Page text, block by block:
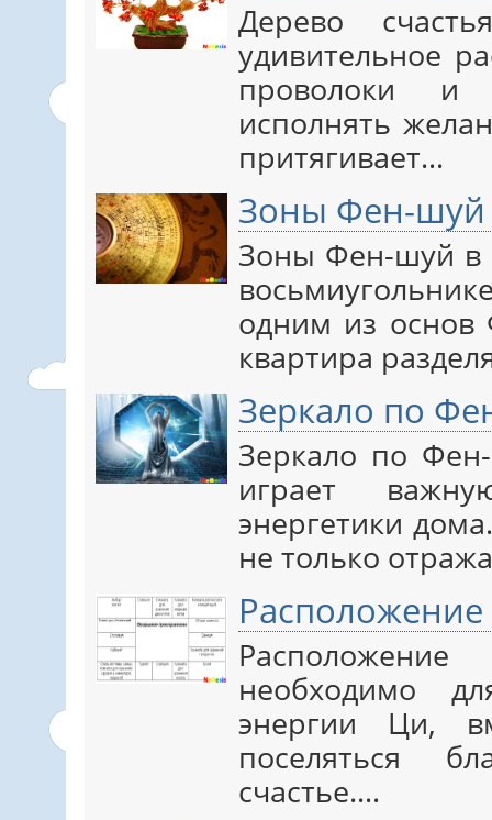
Дерево
удивительное
проволоки и
исполнять
притягивает…
Зоны Фен-шуй
Зоны Фен-шуй в
одним из основ
квартира
Зеркало по
Зеркало по
играет
энергетики
не только
необходимо
энергии Ци,
поселяться
счастье.…